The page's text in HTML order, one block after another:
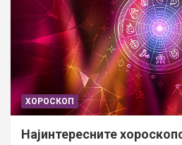
ХОРОСКОП
Најинтересните